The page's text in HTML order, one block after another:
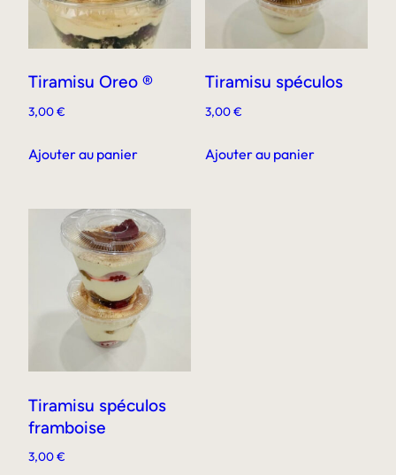
Tiramisu Oreo ®
3,00€
Ajouter au panier
Tiramisu spéculos
3,00€
Ajouter au panier
Tiramisu spéculos
framboise
3,00€